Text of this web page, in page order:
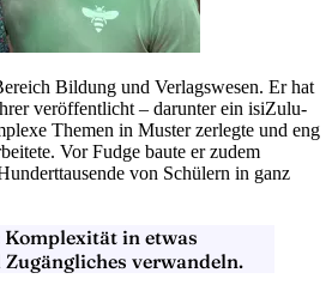
Bildung und Verlagswesen. Er hat
veröffentlicht – darunter ein isiZulu-
Themen in Muster zerlegte und eng
Vor Fudge baute er zudem
von Schülern in ganz
Komplexität in etwas
verwandeln.